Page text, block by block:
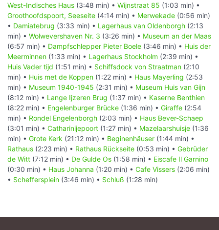
West-Indisches Haus (3:48 min) • Wijnstraat 85 (1:03 min) •
Groothoofdspoort, Seeseite (4:14 min) • Merwekade (0:56 min)
• Damiatebrug (3:33 min) • Lagerhaus van Oldenborgh (2:13
min) • Wolwevershaven Nr. 3 (3:26 min) • Museum an der Maas
(6:57 min) • Dampfschlepper Pieter Boele (3:46 min) • Huis der
Meerminnen (1:33 min) • Lagerhaus Stockholm (2:39 min) •
Huis Vader tijd (1:51 min) • Schiffsdock von Straatman (2:10
min) • Huis met de Koppen (1:22 min) • Haus Mayerling (2:53
min) • Museum 1940-1945 (2:31 min) • Museum Huis van Gijn
(8:12 min) • Lange Ijzeren Brug (1:37 min) • Kaserne Benthien
(8:22 min) • Engelenburger Brücke (1:36 min) • Giraffe (2:54
min) • Rondel Engelenborgh (2:03 min) • Haus Bever-Schaep
(3:01 min) • Catharinijepoort (1:27 min) • Mazelaarshuisje (1:36
min) • Grote Kerk (21:12 min) • Beginenhäuser (1:44 min) •
Rathaus (2:23 min) • Rathaus Rückseite (0:53 min) • Gebrüder
de Witt (7:12 min) • De Gulde Os (1:58 min) • Eiscafe Il Garnino
(0:30 min) • Haus Johanna (1:20 min) • Cafe Vissers (2:06 min)
• Scheffersplein (3:46 min) • Schluß (1:28 min)